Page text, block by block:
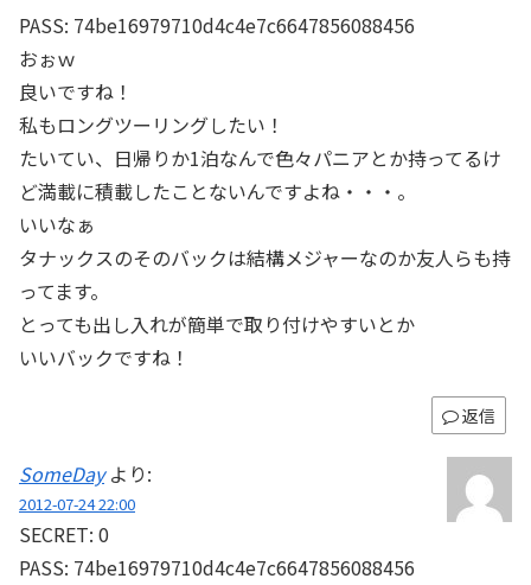
PASS: 74be16979710d4c4e7c6647856088456
おぉｗ
良いですね！
私もロングツーリングしたい！
たいてい、日帰りか1泊なんで色々パニアとか持ってるけ
ど満載に積載したことないんですよね・・・。
いいなぁ
タナックスのそのバックは結構メジャーなのか友人らも持
ってます。
とっても出し入れが簡単で取り付けやすいとか
いいバックですね！
返信
SomeDay より:
2012-07-24 22:00
SECRET: 0
PASS: 74be16979710d4c4e7c6647856088456